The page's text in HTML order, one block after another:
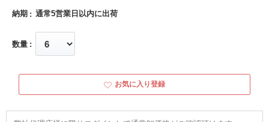
納期 通常5営業日以内に出荷
数量
お気に入り登録